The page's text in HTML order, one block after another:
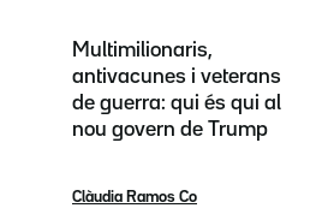
Multimilionaris,
antivacunes i veterans
de guerra: qui és qui al
nou govern de Trump
Clàudia Ramos Co